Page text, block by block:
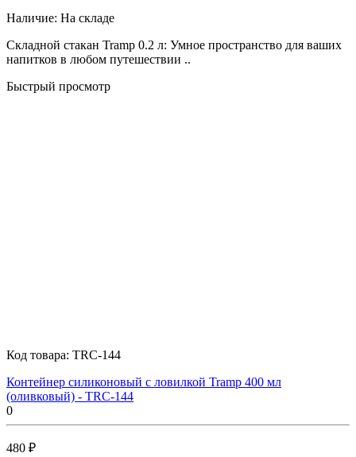
Наличие: На складе
Складной стакан Tramp 0.2 л: Умное пространство для ваших
напитков в любом путешествии ..
Быстрый просмотр
Код товара: TRC-144
Контейнер силиконовый с ловилкой Tramp 400 мл
(оливковый) - TRC-144
0
480 ₽